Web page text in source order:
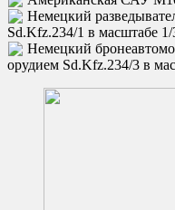
Немецкий
Sd.Kfz.234/1 в масштабе 1/
Немецкий
орудием Sd.Kfz.234/3 в